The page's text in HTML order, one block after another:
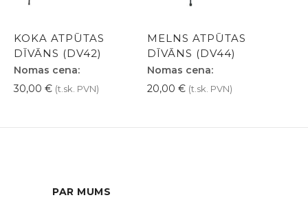
KOKA ATPŪTAS
DĪVĀNS (DV42)
Nomas cena:
30,00 € (t.sk. PVN)
MELNS ATPŪTAS
DĪVĀNS (DV44)
Nomas cena:
20,00 € (t.sk. PVN)
PAR MUMS